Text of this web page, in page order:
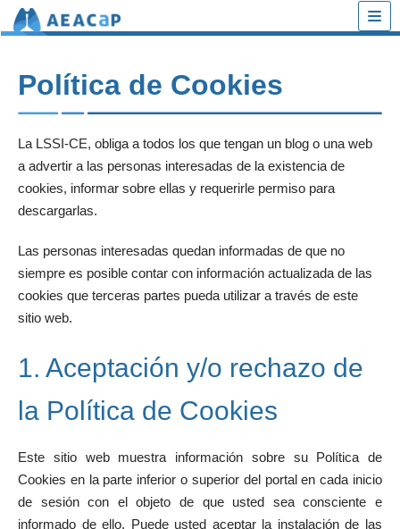
contenido
Política de Cookies
La LSSI-CE, obliga a todos los que tengan un blog o una web
a advertir a las personas interesadas de la existencia de
cookies, informar sobre ellas y requerirle permiso para
descargarlas.
Las personas interesadas quedan informadas de que no
siempre es posible contar con información actualizada de las
cookies que terceras partes pueda utilizar a través de este
sitio web.
1. Aceptación y/o rechazo de
la Política de Cookies
Este sitio web muestra información sobre su Política de
Cookies en la parte inferior o superior del portal en cada inicio
de sesión con el objeto de que usted sea consciente e
informado de ello. Puede usted aceptar la instalación de las